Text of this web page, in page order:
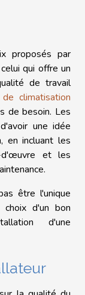
proposés par
qui offre un
de travail
climatisation
de besoin. Les
une idée
en incluant les
d'œuvre et les
être l'unique
d'un bon
d'une